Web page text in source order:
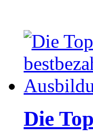
Die